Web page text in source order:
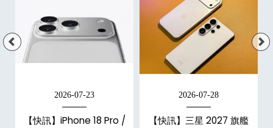
2026-07-23
【快訊】iPhone 18 Pro /
2026-07-28
【快訊】三星 2027 旗艦